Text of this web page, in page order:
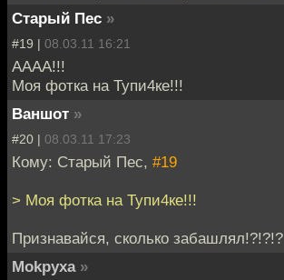
Старый Пес »
#19 | 08.03.11 16:21
АААА!!!
Моя фотка на Тупи4ке!!!
Ваншот »
#20 | 08.03.11 17:23
Кому: Старый Пес, #19
> Моя фотка на Тупи4ке!!!
Признавайся, сколько забашлял!?!?!?
Mokpyxa »